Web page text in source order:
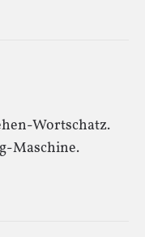
Wortschatz.
Maschine.